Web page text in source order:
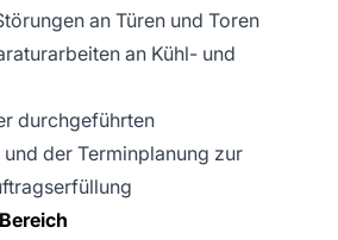
an Türen und Toren
an Kühl- und
durchgeführten
der Terminplanung zur